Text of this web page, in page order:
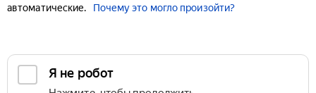
автоматические.
Почему это могло произойти?